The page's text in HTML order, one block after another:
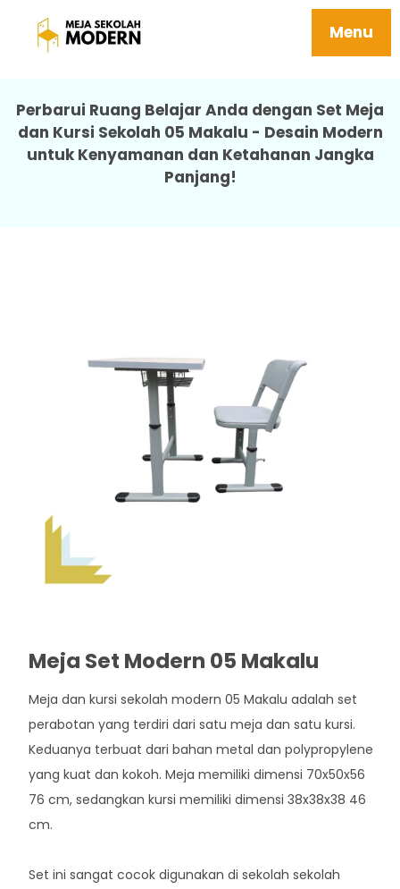
Menu
Jual Meja Belajar Anak Harga Terjangkau
Tersedia Berbagai Ukuran 05 Makalu
Perbarui Ruang Belajar Anda dengan Set Meja
dan Kursi Sekolah 05 Makalu - Desain Modern
untuk Kenyamanan dan Ketahanan Jangka
Panjang!
Meja Set Modern 05 Makalu
Meja dan kursi sekolah modern 05 Makalu adalah set
perabotan yang terdiri dari satu meja dan satu kursi.
Keduanya terbuat dari bahan metal dan polypropylene
yang kuat dan kokoh. Meja memiliki dimensi 70x50x56
76 cm, sedangkan kursi memiliki dimensi 38x38x38 46
cm.
Set ini sangat cocok digunakan di sekolah sekolah